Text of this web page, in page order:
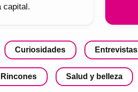
capital.
Curiosidades Entrevistas
Rincones Salud y belleza